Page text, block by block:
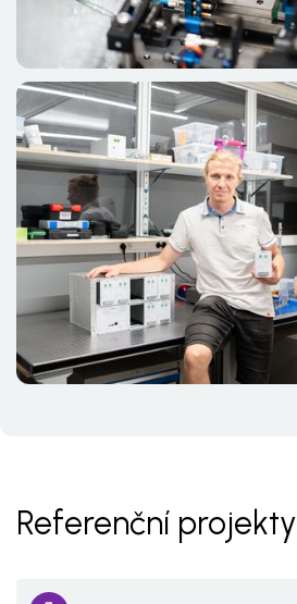
Referenční projekty